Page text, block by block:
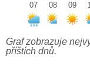
07
08
09
Graf zobrazuje
příštích dnů.